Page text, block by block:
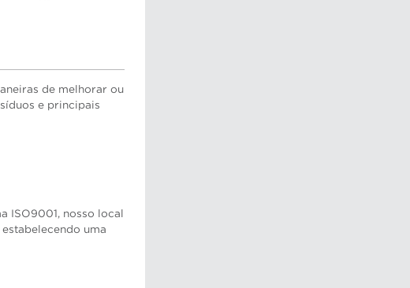
de melhorar ou
e principais
ISO9001, nosso local
uma